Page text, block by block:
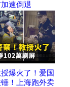
速倒退
爆火了！爱国
！上海跑外卖